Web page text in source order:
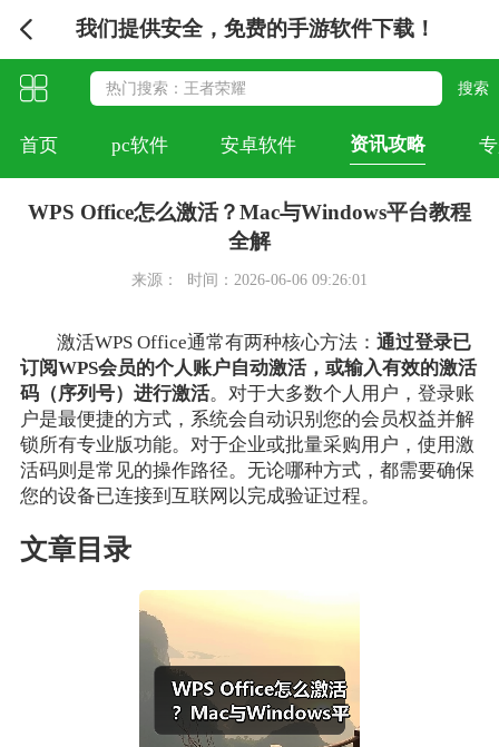
我们提供安全，免费的手游软件下载！
首页 pc软件 安卓软件 资讯攻略
WPS Office怎么激活？Mac与Windows平台教程
全解
来源： 时间：2026-06-06 09:26:01
激活WPS Office通常有两种核心方法：通过登录已
订阅WPS会员的个人账户自动激活，或输入有效的激活
码（序列号）进行激活。对于大多数个人用户，登录账
户是最便捷的方式，系统会自动识别您的会员权益并解
锁所有专业版功能。对于企业或批量采购用户，使用激
活码则是常见的操作路径。无论哪种方式，都需要确保
您的设备已连接到互联网以完成验证过程。
文章目录